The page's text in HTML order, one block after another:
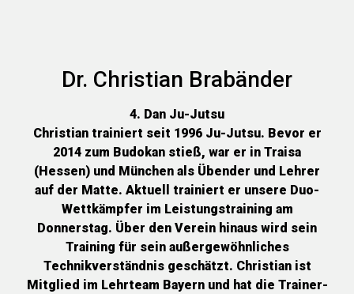
Dr. Christian Brabänder
4. Dan Ju-Jutsu
Christian trainiert seit 1996 Ju-Jutsu. Bevor er
2014 zum Budokan stieß, war er in Traisa
(Hessen) und München als Übender und Lehrer
auf der Matte. Aktuell trainiert er unsere Duo-
Wettkämpfer im Leistungstraining am
Donnerstag. Über den Verein hinaus wird sein
Training für sein außergewöhnliches
Technikverständnis geschätzt. Christian ist
Mitglied im Lehrteam Bayern und hat die Trainer-